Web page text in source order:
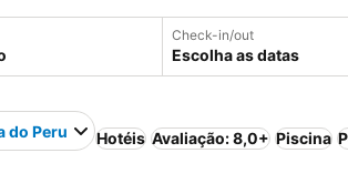
Check-in/out
Escolha as datas
do Peru Hotéis Avaliação: 8,0+ Piscina